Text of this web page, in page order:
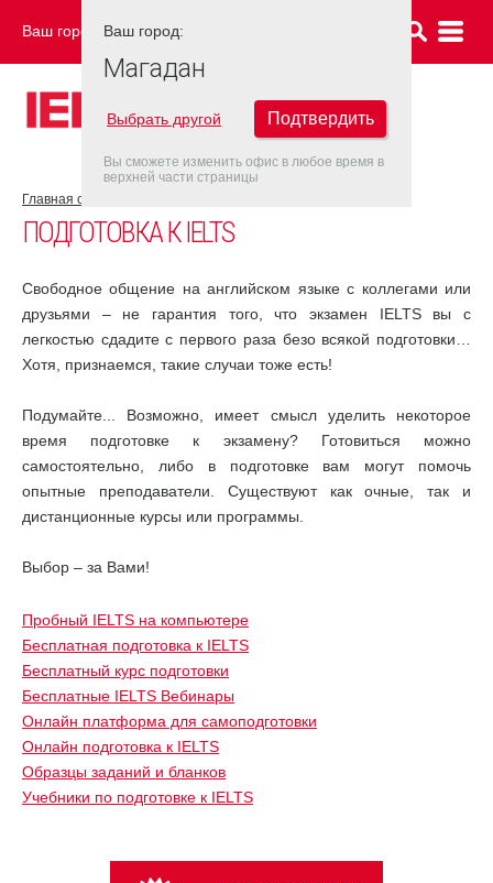
Ваш город: МАГАДАН
Главная страница
ПОДГОТОВКА К IELTS
Свободное общение на английском языке с коллегами или
друзьями – не гарантия того, что экзамен IELTS вы с
легкостью сдадите с первого раза безо всякой подготовки…
Хотя, признаемся, такие случаи тоже есть!
Подумайте... Возможно, имеет смысл уделить некоторое
время подготовке к экзамену? Готовиться можно
самостоятельно, либо в подготовке вам могут помочь
опытные преподаватели. Существуют как очные, так и
дистанционные курсы или программы.
Выбор – за Вами!
Пробный IELTS на компьютере
Бесплатная подготовка к IELTS
Бесплатный курс подготовки
Бесплатные IELTS Вебинары
Онлайн платформа для самоподготовки
Онлайн подготовка к IELTS
Образцы заданий и бланков
Учебники по подготовке к IELTS
Ваш город:
Магадан
Выбрать другой Подтвердить
Вы сможете изменить офис в любое время в
верхней части страницы